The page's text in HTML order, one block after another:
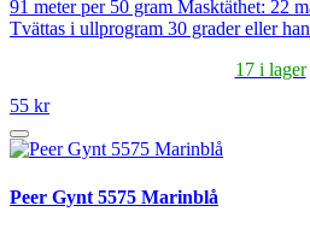
91 meter per 50 gram Masktäthet: 22
Tvättas i ullprogram 30 grader eller
17 i lager
55 kr
Peer Gynt 5575 Marinblå